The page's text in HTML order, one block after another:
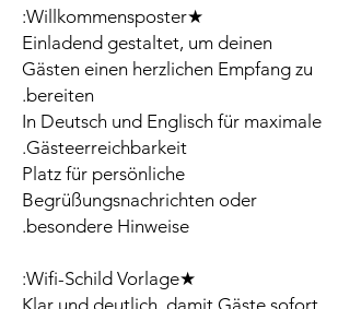
★Willkommensposter:
Einladend gestaltet, um deinen
Gästen einen herzlichen Empfang zu
bereiten.
In Deutsch und Englisch für maximale
Gästeerreichbarkeit.
Platz für persönliche
Begrüßungsnachrichten oder
besondere Hinweise.
★Wifi-Schild Vorlage:
Klar und deutlich, damit Gäste sofort